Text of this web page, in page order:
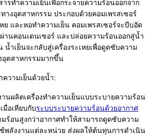
รทำความเย็นเพื่อกระจายความร้อนออกจาก
งอุตสาหกรรม ประกอบด้วยคอมเพรสเซอร์
ย และหอทำความเย็น คอมเพรสเซอร์จะบีบอัด
านคอนเดนเซอร์ และปล่อยความร้อนออกสู่น้ำ
น้ำเย็นจะกลับสู่เครื่องระเหยเพื่อดูดซับความ
อุตสาหกรรมมากขึ้น
ความเย็นด้วยน้ำ:
นผลิตเครื่องทำความเย็นแบบระบายความร้อน
มื่อเทียบกับระบบระบายความร้อนด้วยอากาศ
ร้อนสูงกว่าอากาศทำให้สามารถดูดซับความ
พลังงานแต่ละหน่วย ส่งผลให้ต้นทุนการดำเนิน